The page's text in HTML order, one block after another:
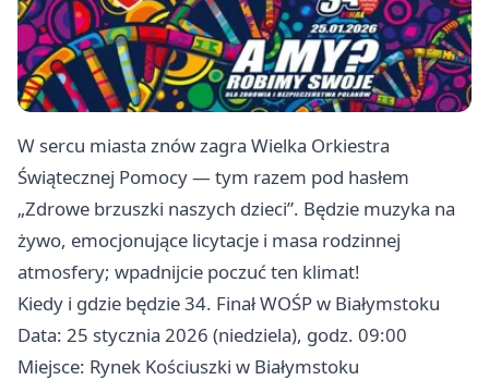
W sercu miasta znów zagra Wielka Orkiestra
Świątecznej Pomocy — tym razem pod hasłem
„Zdrowe brzuszki naszych dzieci”. Będzie muzyka na
żywo, emocjonujące licytacje i masa rodzinnej
atmosfery; wpadnijcie poczuć ten klimat!
Kiedy i gdzie będzie 34. Finał WOŚP w Białymstoku
Data: 25 stycznia 2026 (niedziela), godz. 09:00
Miejsce: Rynek Kościuszki w Białymstoku